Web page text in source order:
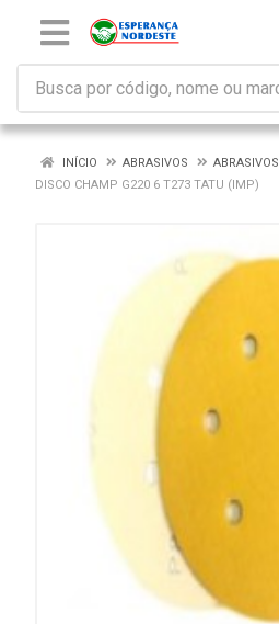
INÍCIO ABRASIVOS
ABRASIVOS
DISCO CHAMP G220 6 T273 TATU (IMP)